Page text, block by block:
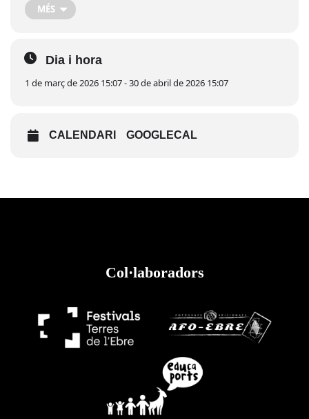
mesos de febrer, març i principis d’abril, poden variar segons
l’evolució de la floració i les condicions climatològiques.
moment únic a través de les xarxes socials amb l’etiqueta
#LaRiberaenFlor.
Consulta les activitatsaquí
MÉS
Dia i hora
1 de març de 2026 15:07 - 30 de abril de 2026 15:07
CALENDARI GOOGLECAL
Col·laboradors